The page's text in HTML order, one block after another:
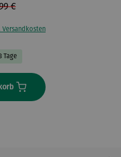
€
Versandkosten
Tage